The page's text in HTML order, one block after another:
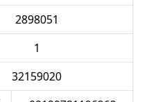
2898051
1
32159020